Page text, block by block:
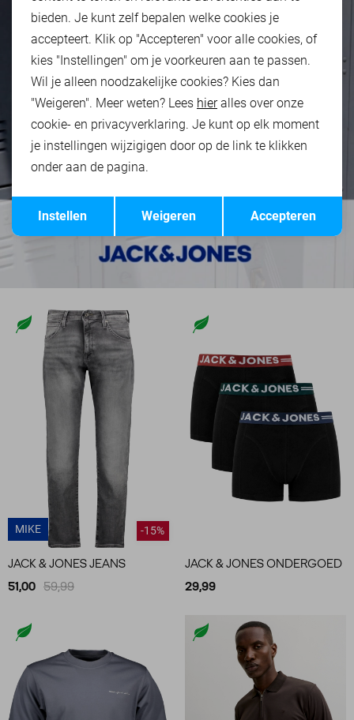
MIKE -15%
JACK & JONES JEANS
51,00 59,99
JACK & JONES ONDERGOED
29,99
Terug Opslaan
bieden. Je kunt zelf bepalen welke cookies je
accepteert. Klik op "Accepteren" voor alle cookies, of
kies "Instellingen" om je voorkeuren aan te passen.
Wil je alleen noodzakelijke cookies? Kies dan
"Weigeren". Meer weten? Lees hieralles over onze
cookie- en privacyverklaring. Je kunt op elk moment
je instellingen wijzigigen door op de link te klikken
onder aan de pagina.
Accepteren
Weigeren
Instellen